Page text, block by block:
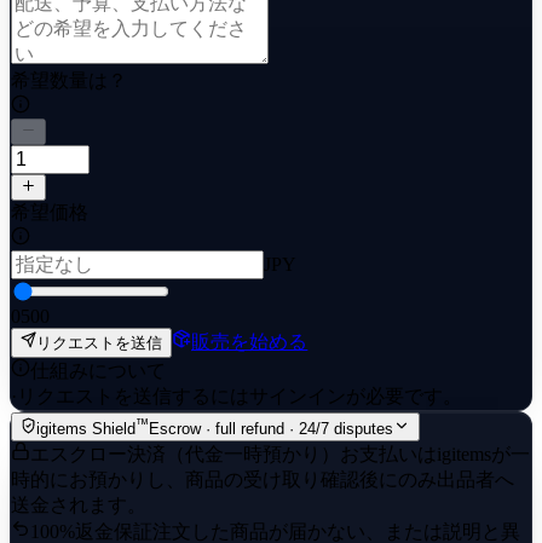
希望数量は？
希望価格
JPY
0500
リクエストを送信
販売を始める
仕組みについて
· リクエストを送信するにはサインインが必要です。
igitems Shield™ Escrow · full refund · 24/7 disputes
エスクロー決済（代金一時預かり）
お支払いはigitemsが一
時的にお預かりし、商品の受け取り確認後にのみ出品者へ
送金されます。
100%返金保証 注文した商品が届かない、または説明と異